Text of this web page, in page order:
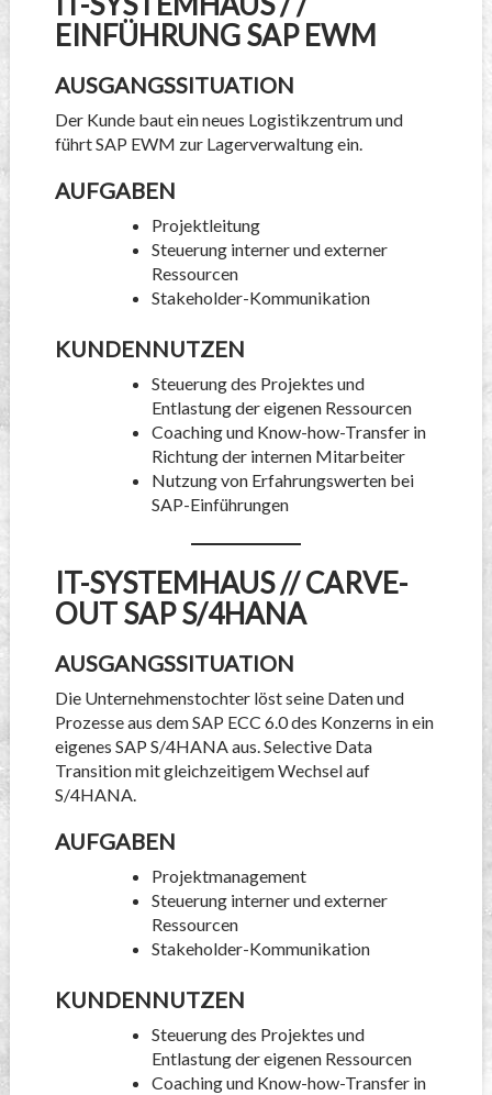
EINFÜHRUNG SAP EWM
AUSGANGSSITUATION
Der Kunde baut ein neues Logistikzentrum und
führt SAP EWM zur Lagerverwaltung ein.
AUFGABEN
Projektleitung
Steuerung interner und externer
Ressourcen
Stakeholder-Kommunikation
KUNDENNUTZEN
Steuerung des Projektes und
Entlastung der eigenen Ressourcen
Coaching und Know-how-Transfer in
Richtung der internen Mitarbeiter
Nutzung von Erfahrungswerten bei
SAP-Einführungen
IT-SYSTEMHAUS // CARVE-
OUT SAP S/4HANA
AUSGANGSSITUATION
Die Unternehmenstochter löst seine Daten und
Prozesse aus dem SAP ECC 6.0 des Konzerns in ein
eigenes SAP S/4HANA aus. Selective Data
Transition mit gleichzeitigem Wechsel auf
S/4HANA.
AUFGABEN
Projektmanagement
Steuerung interner und externer
Ressourcen
Stakeholder-Kommunikation
KUNDENNUTZEN
Steuerung des Projektes und
Entlastung der eigenen Ressourcen
Coaching und Know-how-Transfer in